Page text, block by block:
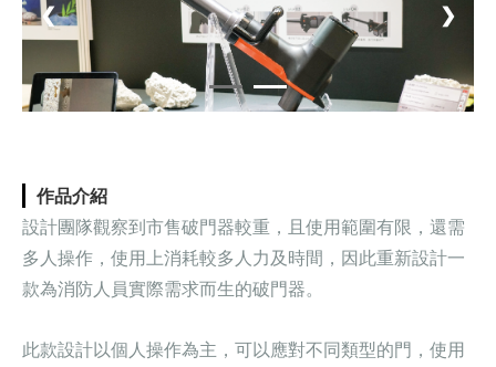
❮ ❯
作品介紹
設計團隊觀察到市售破門器較重，且使用範圍有限，還需
多人操作，使用上消耗較多人力及時間，因此重新設計一
款為消防人員實際需求而生的破門器。
此款設計以個人操作為主，可以應對不同類型的門，使用